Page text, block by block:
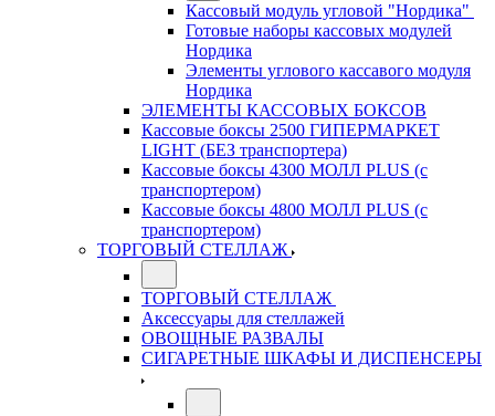
Кассовый модуль угловой "Нордика"
Готовые наборы кассовых модулей
Нордика
Элементы углового кассавого модуля
Нордика
ЭЛЕМЕНТЫ КАССОВЫХ БОКСОВ
Кассовые боксы 2500 ГИПЕРМАРКЕТ
LIGHT (БЕЗ транспортера)
Кассовые боксы 4300 МОЛЛ PLUS (с
транспортером)
Кассовые боксы 4800 МОЛЛ PLUS (с
транспортером)
ТОРГОВЫЙ СТЕЛЛАЖ
ТОРГОВЫЙ СТЕЛЛАЖ
Аксессуары для стеллажей
ОВОЩНЫЕ РАЗВАЛЫ
СИГАРЕТНЫЕ ШКАФЫ И ДИСПЕНСЕРЫ